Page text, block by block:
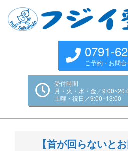
content
0791-
ご予約・お問
受付時間
月・火・水・金／
土曜・祝日／9:00~13:00
【首が回らないと